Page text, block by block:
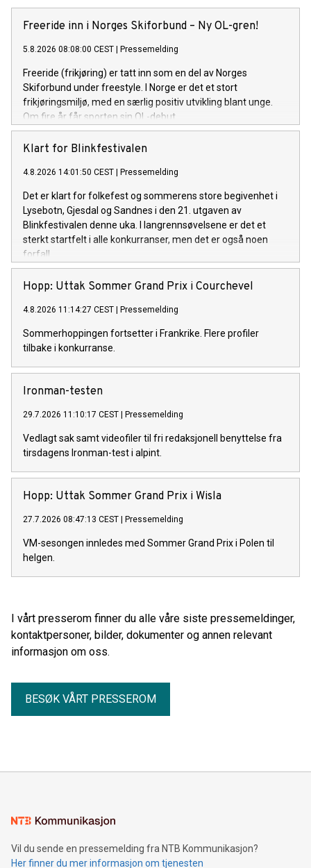
Freeride inn i Norges Skiforbund – Ny OL-gren!
5.8.2026 08:08:00 CEST Pressemelding
Freeride (frikjøring) er tatt inn som en del av Norges
Skiforbund under freestyle. I Norge er det et stort
frikjøringsmiljø, med en særlig positiv utvikling blant unge.
Om fire år får sporten sin OL-debut.
Klart for Blinkfestivalen
4.8.2026 14:01:50 CEST Pressemelding
Det er klart for folkefest og sommerens store begivenhet i
Lysebotn, Gjesdal og Sandnes i den 21. utgaven av
Blinkfestivalen denne uka. I langrennsøvelsene er det et
sterkt startfelt i alle konkurranser, men det er også noen
forfall.
Hopp: Uttak Sommer Grand Prix i Courchevel
4.8.2026 11:14:27 CEST Pressemelding
Sommerhoppingen fortsetter i Frankrike. Flere profiler
tilbake i konkurranse.
Ironman-testen
29.7.2026 11:10:17 CEST Pressemelding
Vedlagt sak samt videofiler til fri redaksjonell benyttelse fra
tirsdagens Ironman-test i alpint.
Hopp: Uttak Sommer Grand Prix i Wisla
27.7.2026 08:47:13 CEST Pressemelding
VM-sesongen innledes med Sommer Grand Prix i Polen til
helgen.
I vårt presserom finner du alle våre siste pressemeldinger,
kontaktpersoner, bilder, dokumenter og annen relevant
informasjon om oss.
BESØK VÅRT PRESSEROM
Vil du sende en pressemelding fra NTB Kommunikasjon?
Her finner du mer informasjon om tjenesten